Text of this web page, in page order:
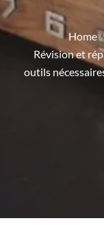
Home
Révision et
outils